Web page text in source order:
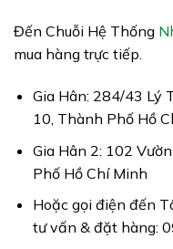
Đến Chuỗi Hệ Thống
mua hàng trực tiếp.
Gia Hân: 284/43 Lý
10, Thành Phố Hồ
Gia Hân 2: 102
Phố Hồ Chí Minh
Hoặc gọi điện đến
tư vấn & đặt hàng: